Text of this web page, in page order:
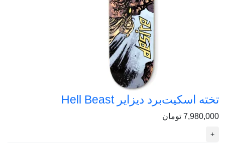
تخته اسکیت‌برد دیزایر Hell Beast
7,980,000 تومان
+